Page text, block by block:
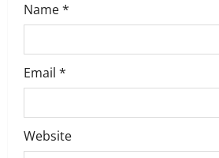
Name*
Email *
Website